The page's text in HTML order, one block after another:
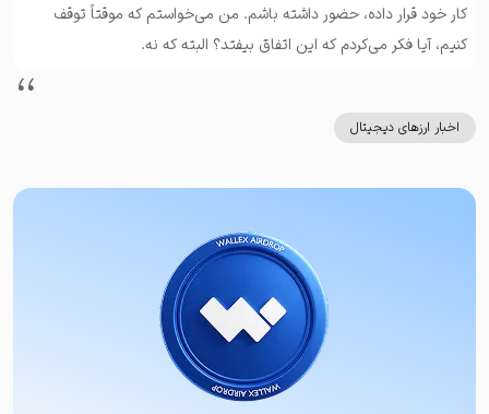
کار خود قرار داده‌، حضور داشته باشم. من می‌خواستم که موقتاً توقف
کنیم، آیا فکر می‌کردم که این اتفاق بیفتد؟ البته که نه.
اخبار ارزهای دیجیتال